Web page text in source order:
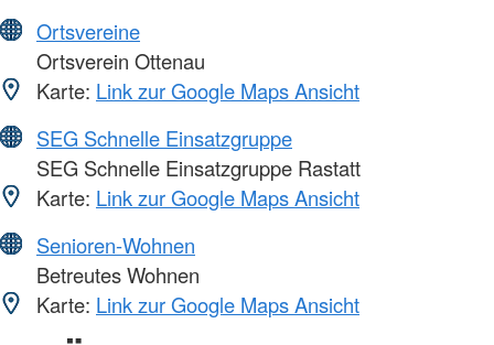
Ortsvereine
Ortsverein Ottenau
Karte: Link zur Google Maps Ansicht
SEG Schnelle Einsatzgruppe
SEG Schnelle Einsatzgruppe Rastatt
Karte: Link zur Google Maps Ansicht
Senioren-Wohnen
Betreutes Wohnen
Karte: Link zur Google Maps Ansicht